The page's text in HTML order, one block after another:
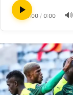
0:00 / 0:00 🔊